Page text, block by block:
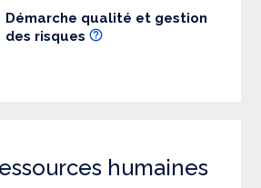
Démarche qualité et gestion
des risques
humaines